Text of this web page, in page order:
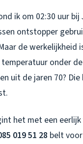
ik om 02:30 uur
ontstopper
de werkelijkheid
onder
uit de jaren 70?
het met een
019 51 28 belt